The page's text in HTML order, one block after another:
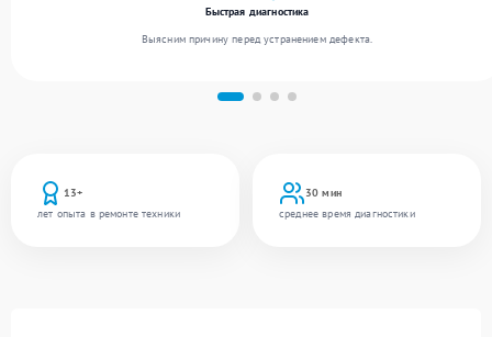
13+
лет опыта в ремонте техники
30 мин
среднее время диагностики
Быстрая диагностика
Выясним причину перед устранением дефекта.